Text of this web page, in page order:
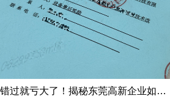
错过就亏大了！揭秘东莞高新企业如何轻松拿下省级技术改造项目300万补贴